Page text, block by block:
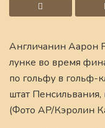
Англичанин Аарон
лунке во время
по гольфу в гольф-
штат
(Фото AP/Кэролин